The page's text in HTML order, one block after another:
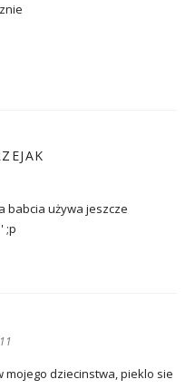
babcia używa jeszcze
;p
mojego dziecinstwa, pieklo sie